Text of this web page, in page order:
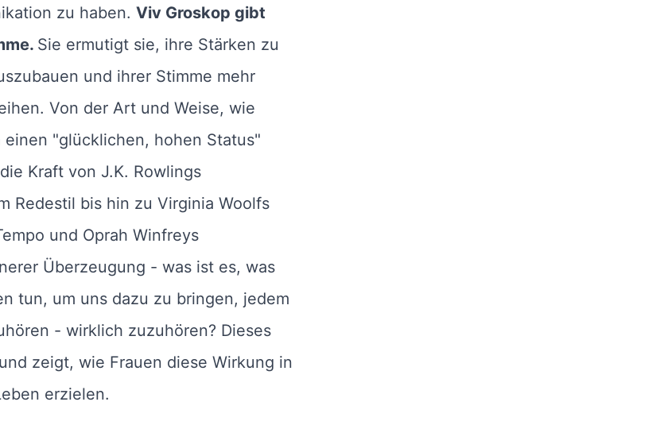
zu haben. Viv Groskop gibt
Sie ermutigt sie, ihre Stärken zu
und ihrer Stimme mehr
Von der Art und Weise, wie
einen "glücklichen, hohen Status"
Kraft von J.K. Rowlings
Redestil bis hin zu Virginia Woolfs
und Oprah Winfreys
Überzeugung - was ist es, was
tun, um uns dazu zu bringen, jedem
- wirklich zuzuhören? Dieses
zeigt, wie Frauen diese Wirkung in
erzielen.